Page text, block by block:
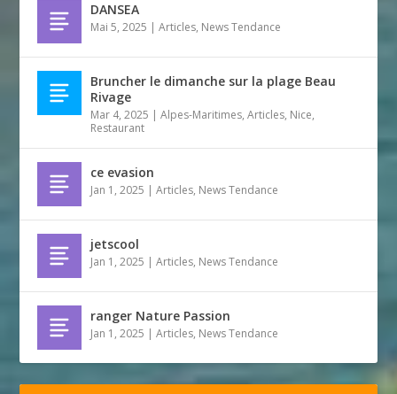
DANSEA
Mai 5, 2025 |Articles, News Tendance
Bruncher le dimanche sur la plage Beau
Rivage
Mar 4, 2025 |Alpes-Maritimes,Articles, Nice,
Restaurant
ce evasion
Jan 1, 2025 |Articles, News Tendance
jetscool
Jan 1, 2025 |Articles, News Tendance
ranger Nature Passion
Jan 1, 2025 |Articles, News Tendance